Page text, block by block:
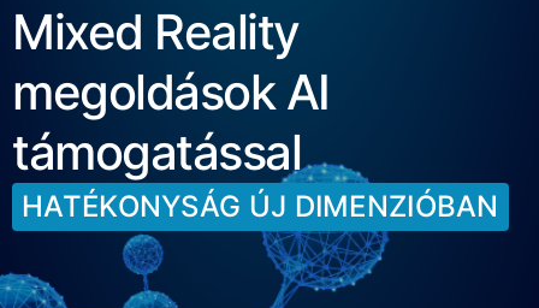
Mixed Reality
megoldások AI
támogatással
HATÉKONYSÁG ÚJ DIMENZIÓBAN